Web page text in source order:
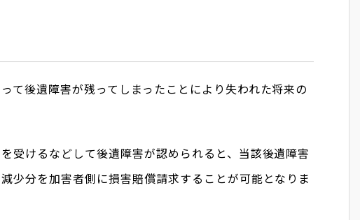
て後遺障害が残ってしまったことにより失われた将来の
受けるなどして後遺障害が認められると、当該後遺障害
少分を加害者側に損害賠償請求することが可能となりま